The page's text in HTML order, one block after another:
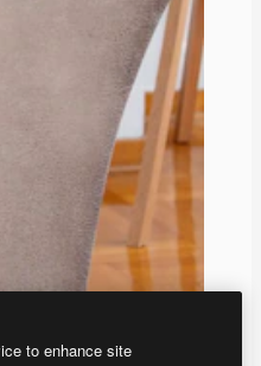
to enhance site